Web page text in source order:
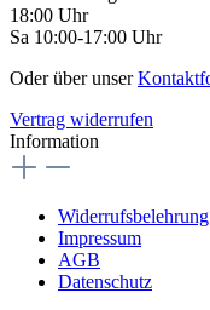
18:00 Uhr
Sa 10:00-17:00 Uhr
Oder über unser
Vertrag widerrufen
Information
Widerrufsbelehrung
Impressum
AGB
Datenschutz